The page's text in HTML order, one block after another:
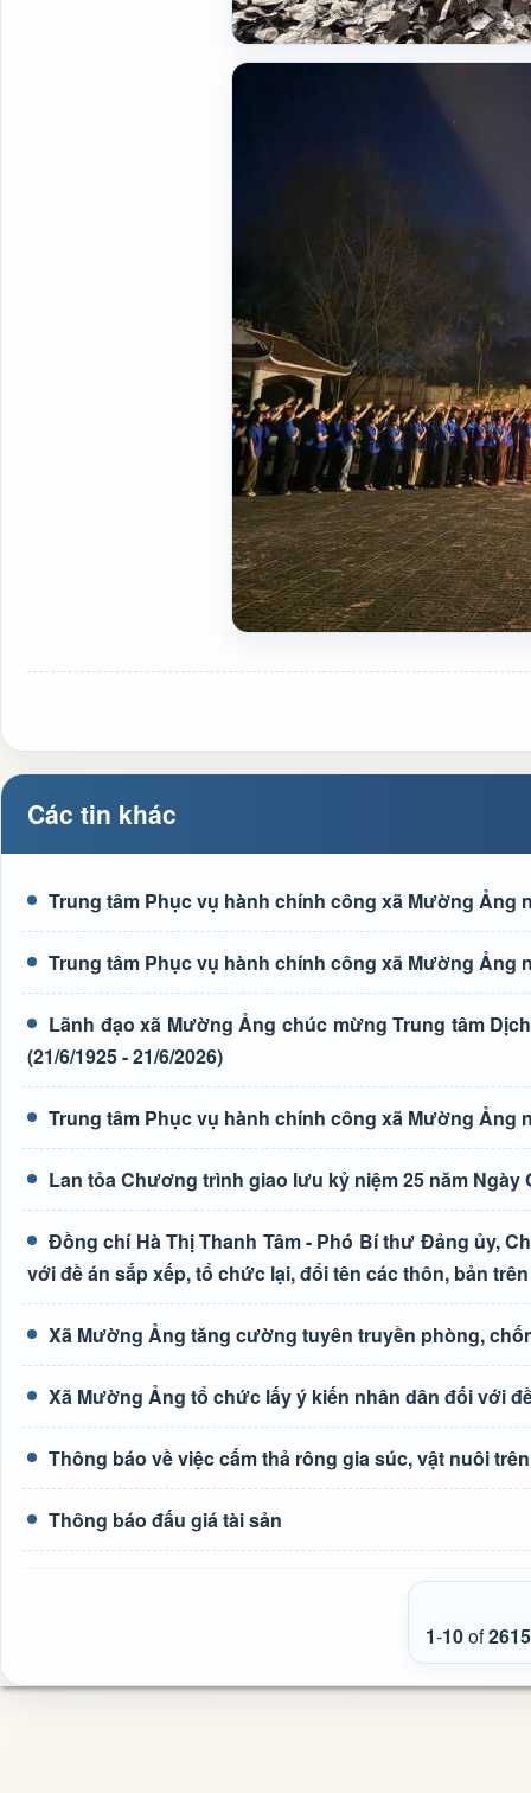
Các tin khác
Trung tâm Phục vụ hành chính công xã Mường Ảng
Trung tâm Phục vụ hành chính công xã Mường Ảng
Lãnh đạo xã Mường Ảng chúc mừng Trung tâm
(21/6/1925 - 21/6/2026)
Trung tâm Phục vụ hành chính công xã Mường Ảng
Lan tỏa Chương trình giao lưu kỷ niệm 25 năm Ngày
Đồng chí Hà Thị Thanh Tâm - Phó Bí thư Đảng ủy,
với đề án sắp xếp, tổ chức lại, đổi tên các thôn, bản
Xã Mường Ảng tăng cường tuyên truyền phòng,
Xã Mường Ảng tổ chức lấy ý kiến nhân dân đối với
Thông báo về việc cấm thả rông gia súc, vật nuôi
Thông báo đấu giá tài sản
1-10of2615